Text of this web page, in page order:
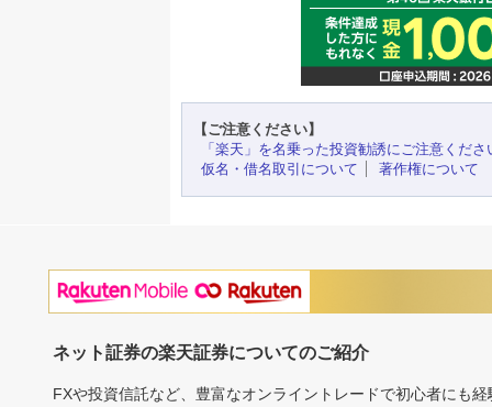
【ご注意ください】
「楽天」を名乗った投資勧誘にご注意くださ
仮名・借名取引について
著作権について
ネット証券の楽天証券についてのご紹介
FXや投資信託など、豊富なオンライントレードで初心者にも